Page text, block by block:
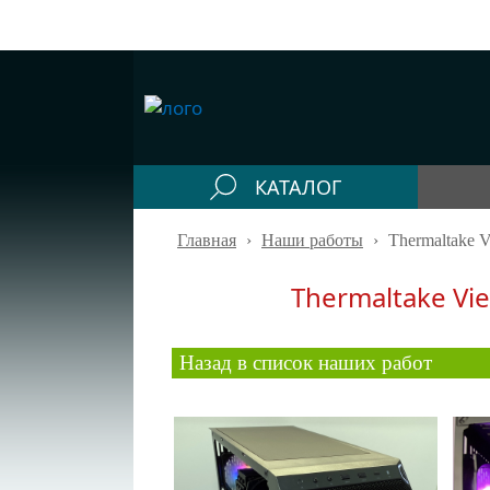
КАТАЛОГ
Конфигураторы
Рабочие станции
Периферия
Главная › Наши работы › Thermaltake
Thermaltake
Назад в список наших работ